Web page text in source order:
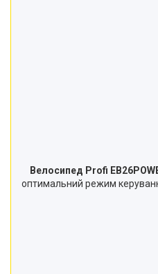
Велосипед Profi
оптимальний режим